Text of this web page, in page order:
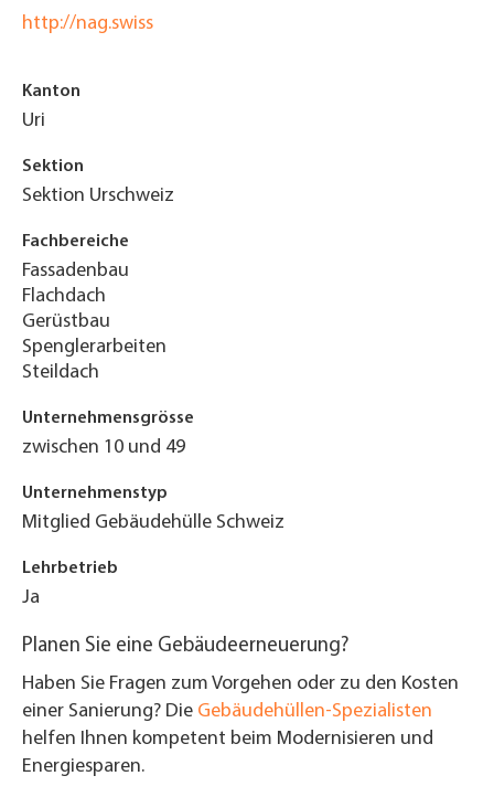
http://nag.swiss
Kanton
Uri
Sektion
Sektion Urschweiz
Fachbereiche
Fassadenbau
Flachdach
Gerüstbau
Spenglerarbeiten
Steildach
Unternehmensgrösse
zwischen 10 und 49
Unternehmenstyp
Mitglied Gebäudehülle Schweiz
Lehrbetrieb
Ja
Planen Sie eine Gebäudeerneuerung?
Haben Sie Fragen zum Vorgehen oder zu den Kosten
einer Sanierung? Die Gebäudehüllen-Spezialisten
helfen Ihnen kompetent beim Modernisieren und
Energiesparen.